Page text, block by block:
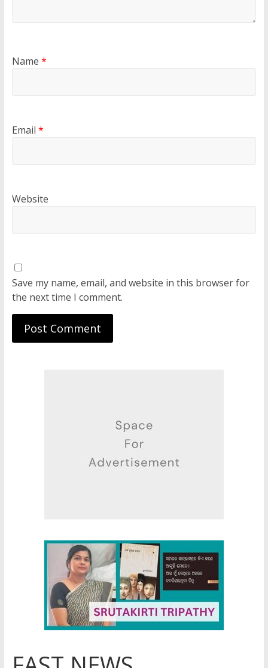
Name *
Email *
Website
Save my name, email, and website in this browser for
the next time I comment.